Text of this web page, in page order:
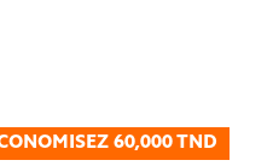
60,000 TND